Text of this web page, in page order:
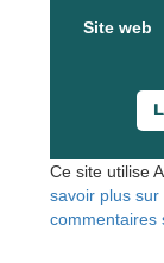
Site web
Ce site utilise
savoir plus
commentaires